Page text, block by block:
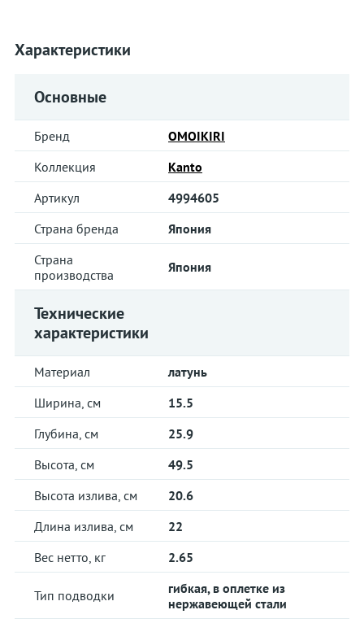
Характеристики
Основные
Бренд
OMOIKIRI
Коллекция
Kanto
Артикул
4994605
Страна бренда
Япония
Страна
производства
Япония
Технические
характеристики
Материал
латунь
Ширина, см
15.5
Глубина, см
25.9
Высота, см
49.5
Высота излива, см
20.6
Длина излива, см
22
Вес нетто, кг
2.65
Тип подводки
гибкая, в оплетке из
нержавеющей стали